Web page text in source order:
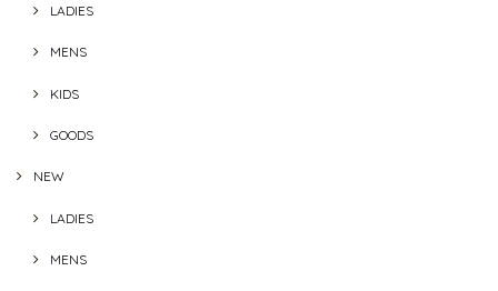
LADIES
MENS
KIDS
GOODS
NEW
LADIES
MENS